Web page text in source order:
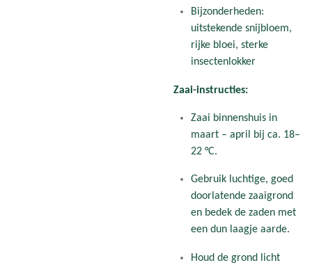
Bijzonderheden:
uitstekende snijbloem,
rijke bloei, sterke
insectenlokker
Zaai-instructies:
Zaai binnenshuis in
maart – april bij ca. 18–
22 °C.
Gebruik luchtige, goed
doorlatende zaaigrond
en bedek de zaden met
een dun laagje aarde.
Houd de grond licht